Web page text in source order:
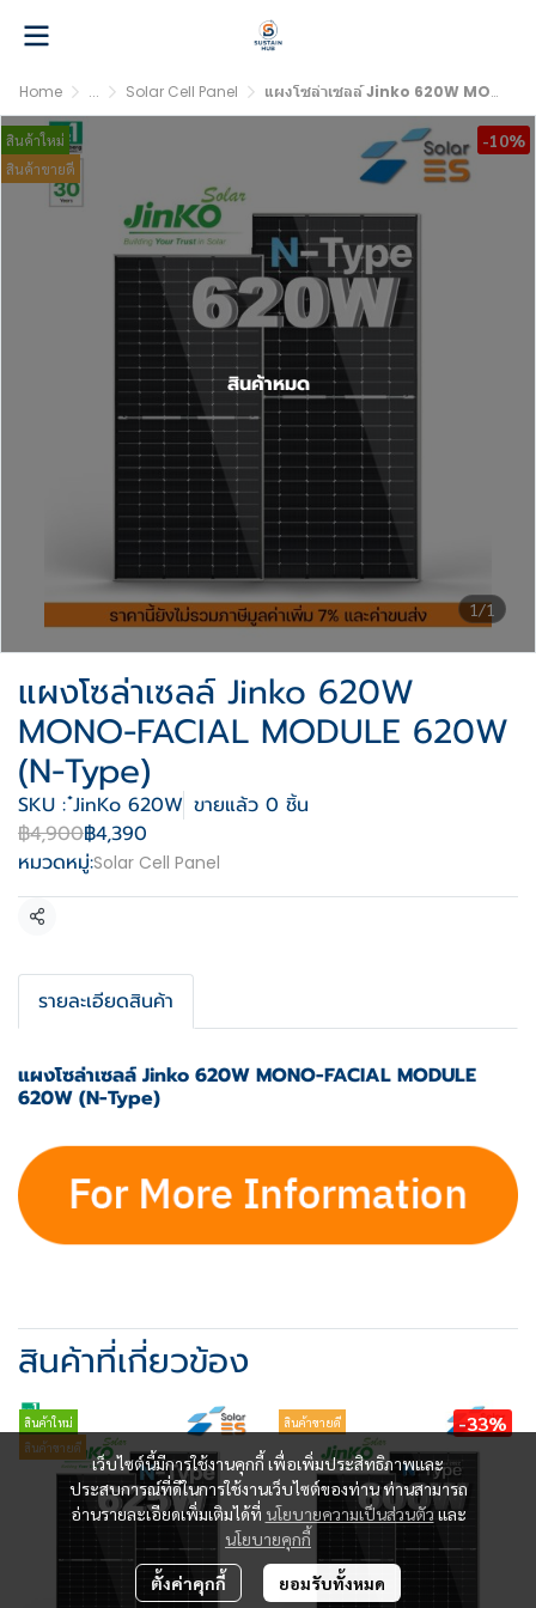
Home ... Solar Cell Panel แผงโซล่าเซลล์ Jinko 620W MONO-FACIAL MODULE 620W (N-Type)
1/1
สินค้าใหม่
สินค้าขายดี
-10%
สินค้าหมด
แผงโซล่าเซลล์ Jinko 620W
MONO-FACIAL MODULE 620W
(N-Type)
SKU : ๋JinKo 620W ขายแล้ว 0 ชิ้น
฿4,900฿4,390
หมวดหมู่:Solar Cell Panel
แชร์
รายละเอียดสินค้า
แผงโซล่าเซลล์ Jinko 620W MONO-FACIAL MODULE
620W (N-Type)
สินค้าที่เกี่ยวข้อง
สินค้าใหม่
สินค้าขายดี
สินค้าขายดี -33%
เว็บไซต์นี้มีการใช้งานคุกกี้ เพื่อเพิ่มประสิทธิภาพและ
ประสบการณ์ที่ดีในการใช้งานเว็บไซต์ของท่าน ท่านสามารถ
อ่านรายละเอียดเพิ่มเติมได้ที่ นโยบายความเป็นส่วนตัว และ
นโยบายคุกกี้
ตั้งค่าคุกกี้ ยอมรับทั้งหมด